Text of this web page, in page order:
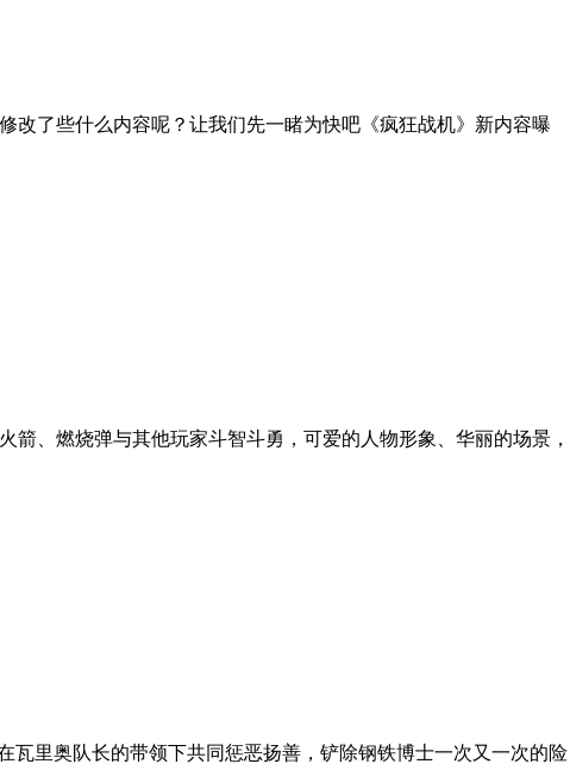
改了些什么内容呢？让我们先一睹为快吧《疯狂战机》新内容曝
、燃烧弹与其他玩家斗智斗勇，可爱的人物形象、华丽的场景，
瓦里奥队长的带领下共同惩恶扬善，铲除钢铁博士一次又一次的险